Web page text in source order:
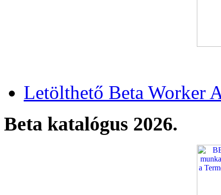
Letölthető Beta Worker
Beta katalógus 2026.